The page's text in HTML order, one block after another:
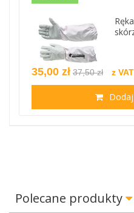
35,00 zł 37,50 zł z VAT
Polecane produkty